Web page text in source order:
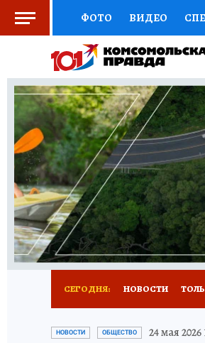
ФОТО ВИДЕО
СОЦПОДДЕРЖКА
ВЫБОР ЭКСПЕРТОВ
КНИЖНАЯ ПОЛКА
ПРЕСС-ЦЕНТР
РАДИО КП РЕКЛАМА
СЕГОДНЯ: НОВОСТИ
ИСПЫТАНО НА
НОВОСТИ ОБЩЕСТВО 24 мая 2026